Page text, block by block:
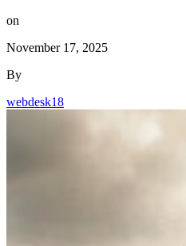
on
November 17, 2025
By
webdesk18